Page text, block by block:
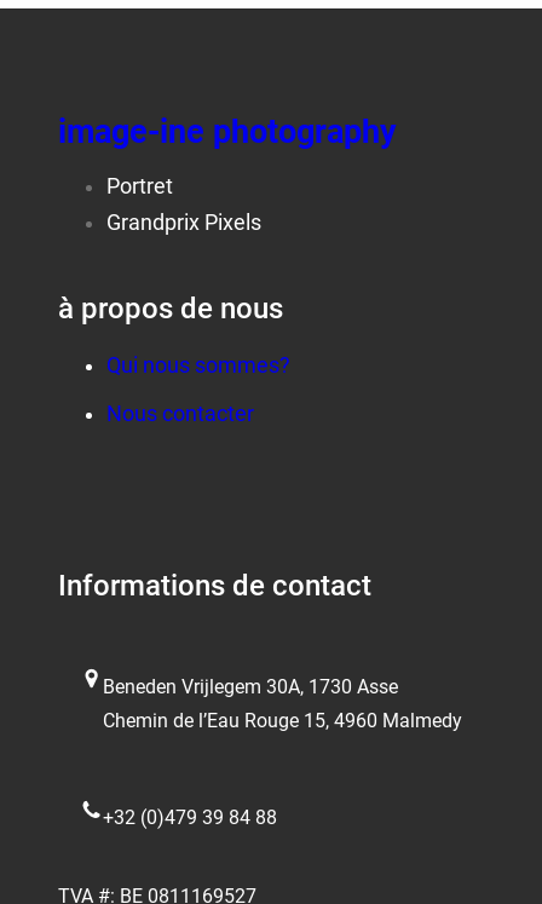
image-ine photography
Portret
Grandprix Pixels
à propos de nous
Qui nous sommes?
Nous contacter
Informations de contact
Beneden Vrijlegem 30A, 1730 Asse
Chemin de l’Eau Rouge 15, 4960 Malmedy
+32 (0)479 39 84 88
TVA #: BE 0811169527